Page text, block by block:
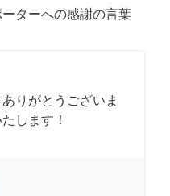
ターへの感謝の言葉
りがとうございま
します！